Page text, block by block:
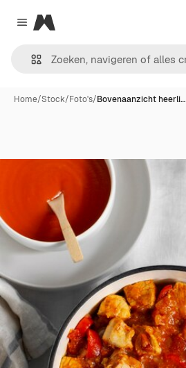
Close menu
Magnific
Home/Stock/Foto's/Bovenaanzicht heerli…